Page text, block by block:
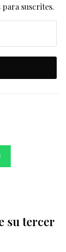
suscrites.
su tercer